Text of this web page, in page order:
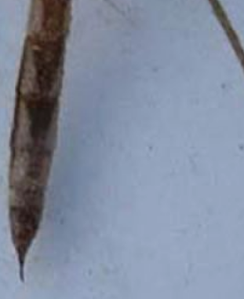
Позже,
но и
эти
что в
такие
и мелкие,